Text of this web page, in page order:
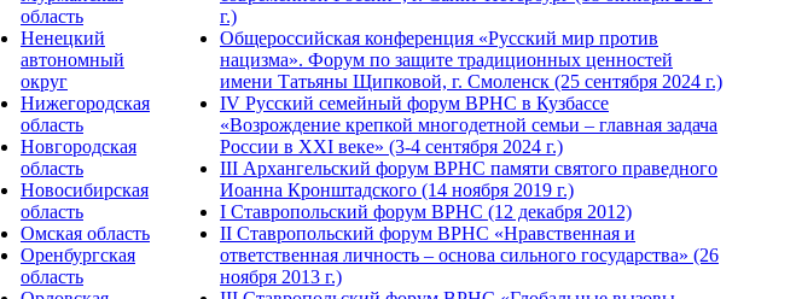
область
Ненецкий
автономный
округ
Нижегородская
область
Новгородская
область
Новосибирская
область
Омская область
Оренбургская
область
г.)
Общероссийская конференция «Русский мир против
нацизма». Форум по защите традиционных ценностей
имени Татьяны Щипковой, г. Смоленск (25 сентября 2024 г.)
IV Русский семейный форум ВРНС в Кузбассе
«Возрождение крепкой многодетной семьи – главная задача
России в XXI веке» (3-4 сентября 2024 г.)
III Архангельский форум ВРНС памяти святого праведного
Иоанна Кронштадского (14 ноября 2019 г.)
I Ставропольский форум ВРНС (12 декабря 2012)
II Ставропольский форум ВРНС «Нравственная и
ответственная личность – основа сильного государства» (26
ноября 2013 г.)